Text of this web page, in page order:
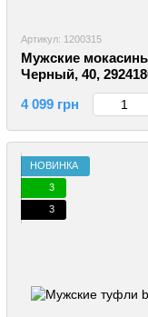
Артикул: 1200315
Мужские
Черный, 40,
4 099 грн
НОВИНКА
3
3